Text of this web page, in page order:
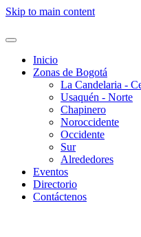
Skip to main content
Inicio
Zonas de Bogotá
La Candelaria -
Usaquén - Norte
Chapinero
Noroccidente
Occidente
Sur
Alrededores
Eventos
Directorio
Contáctenos